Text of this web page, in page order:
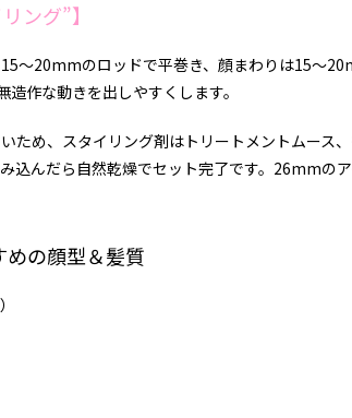
ング”】
〜20mmのロッドで平巻き、顔まわりは15〜
作な動きを出しやすくします。
ため、スタイリング剤はトリートメントムース
込んだら自然乾燥でセット完了です。 26mmの
めの顔型＆髪質